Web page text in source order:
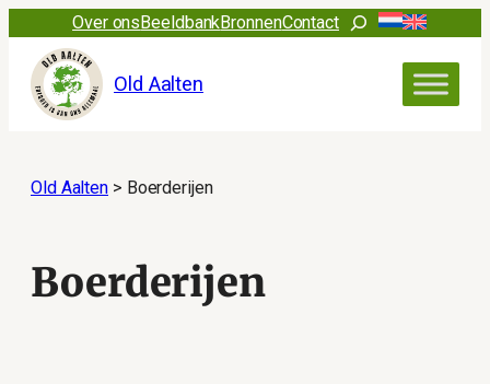
naar
inhoud
Over onsBeeldbankBronnenContactZoeken
Old Aalten
Old Aalten > Boerderijen
Boerderijen